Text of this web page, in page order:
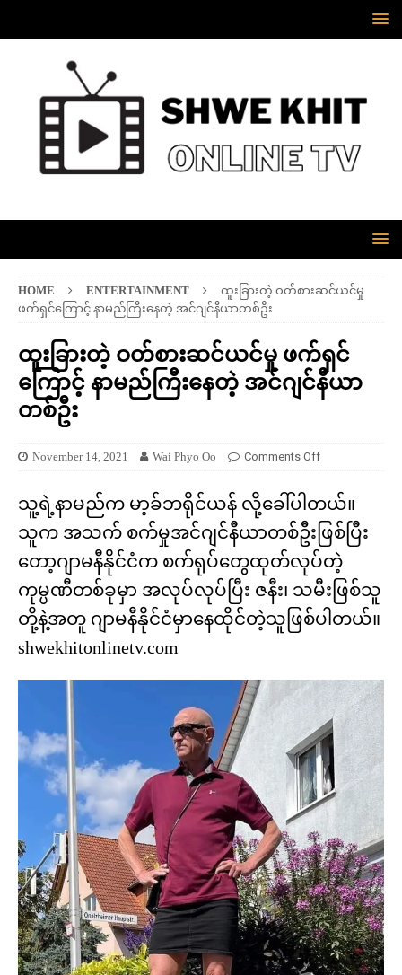
HOME ENTERTAINMENT
ထူးခြားတဲ့ ဝတ်စားဆင်ယင်မှု
ဖက်ရှင်ကြောင့် နာမည်ကြီးနေတဲ့ အင်ဂျင်နီယာတစ်ဦး
ထူးခြားတဲ့ ဝတ်စားဆင်ယင်မှု ဖက်ရှင်
ကြောင့် နာမည်ကြီးနေတဲ့ အင်ဂျင်နီယာ
တစ်ဦး
November 14, 2021 Wai Phyo Oo Comments Off
သူ့ရဲ့နာမည်က မာ့ခ်ဘရိုင်ယန် လို့ခေါ်ပါတယ်။
သူက အသက် စက်မှုအင်ဂျင်နီယာတစ်ဦးဖြစ်ပြီး
တော့ဂျာမနီနိုင်ငံက စက်ရုပ်တွေထုတ်လုပ်တဲ့
ကုမ္ပဏီတစ်ခုမှာ အလုပ်လုပ်ပြီး ဇနီး၊ သမီးဖြစ်သူ
တို့နဲ့အတူ ဂျာမနီနိုင်ငံမှာနေထိုင်တဲ့သူဖြစ်ပါတယ်။
shwekhitonlinetv.com